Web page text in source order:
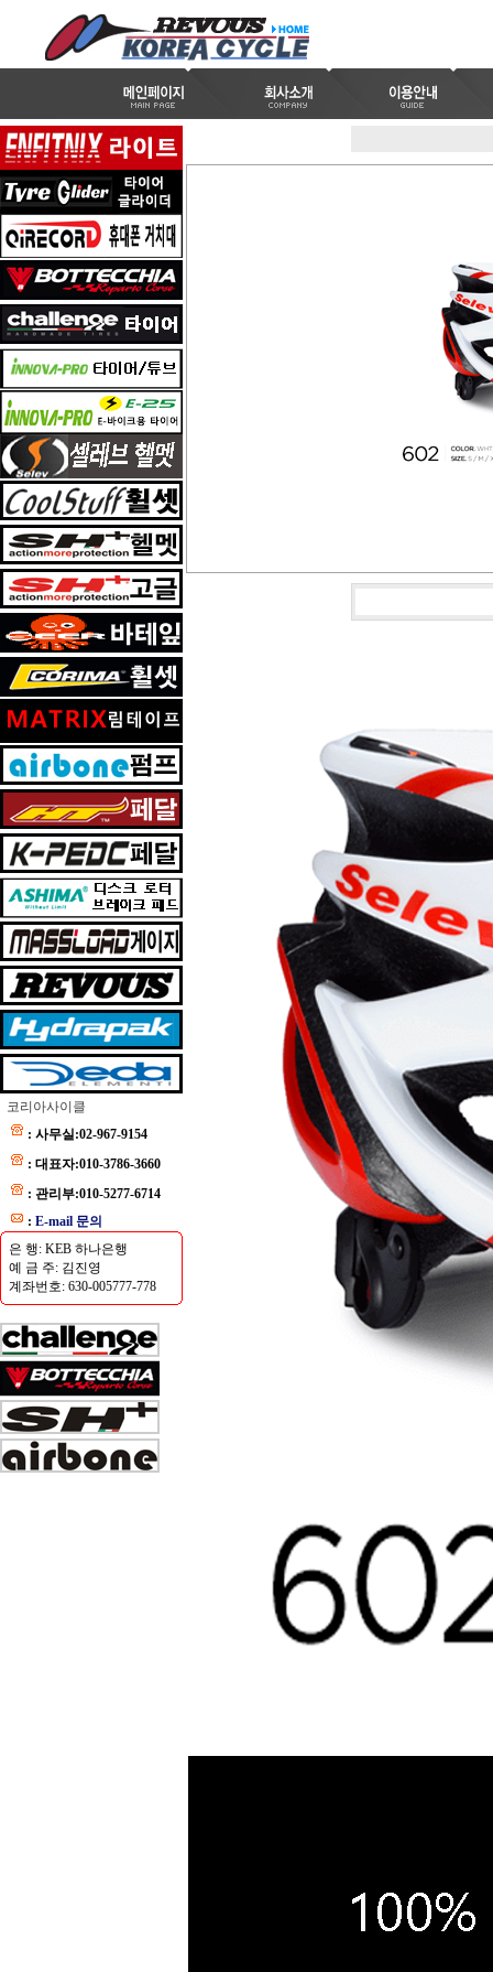
코리아사이클
: 사무실:02-967-9154
: 대표자:010-3786-3660
: 관리부:010-5277-6714
: E-mail 문의
은 행: KEB 하나은행
예 금 주: 김진영
계좌번호: 630-005777-778